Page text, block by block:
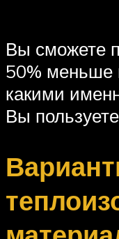
Вы сможете
50% меньше
какими
Вы